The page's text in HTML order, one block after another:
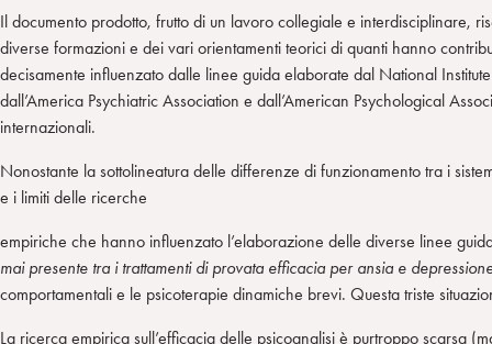
Il documento prodotto, frutto di un lavoro collegiale e interdisciplinare,
diverse formazioni e dei vari orientamenti teorici di quanti hanno
decisamente influenzato dalle linee guida elaborate dal National
dall’America Psychiatric Association e dall’American Psychological
internazionali.
Nonostante la sottolineatura delle differenze di funzionamento tra i
e i limiti delle ricerche
empiriche che hanno influenzato l’elaborazione delle diverse linee
mai presente tra i trattamenti di provata efficacia per ansia e
comportamentali e le psicoterapie dinamiche brevi. Questa triste
La ricerca empirica sull’efficacia delle psicoanalisi è purtroppo scarsa